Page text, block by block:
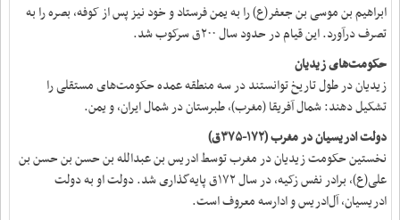
ابراهیم بن موسی بن جعفر(ع) را به یمن فرستاد و خود نیز پس از کوفه، بصره را به
تصرف درآورد. این قیام در حدود سال ۲۰۰ق سرکوب شد.
حکومت‌های زیدیان
زیدیان در طول تاریخ توانستند در سه منطقه عمده حکومت‌های مستقلی را
تشکیل دهند: شمال آفریقا (مغرب)، طبرستان در شمال ایران، و یمن.
دولت ادریسیان در مغرب (۱۷۲-۳۷۵ق)
نخستین حکومت زیدیان در مغرب توسط ادریس بن عبدالله بن حسن بن حسن بن
علی(ع)، برادر نفس زکیه، در سال ۱۷۲ق پایه‌گذاری شد. دولت او به دولت
ادریسیان، آل‌ادریس و ادارسه معروف است.